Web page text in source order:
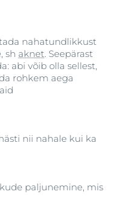
nahatundlikkust
sh aknet. Seepärast
abi võib olla sellest,
rohkem aega
nii nahale kui ka
paljunemine, mis